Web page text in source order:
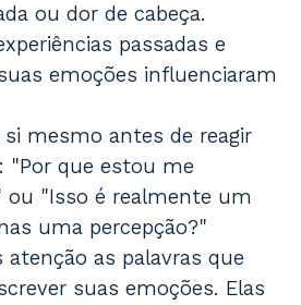
ou dor de cabeça.
passadas e
emoções influenciaram
si mesmo antes de reagir
"Por que estou me
ou "Isso é realmente um
uma percepção?"
as palavras que
suas emoções. Elas